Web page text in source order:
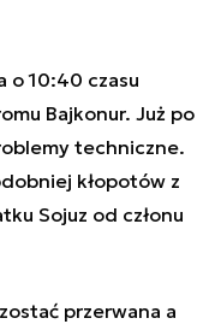
o 10:40 czasu
Bajkonur. Już po
techniczne.
kłopotów z
Sojuz od członu
przerwana a